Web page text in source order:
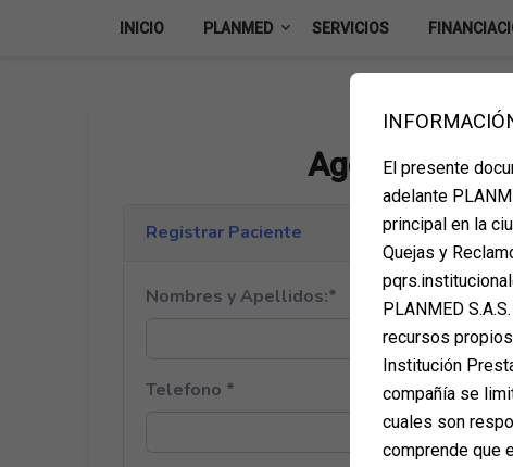
INICIO PLANMED SERVICIOS
Agenda tu
El presente
adelante
principal en la
Quejas y
PLANMED
recursos
Institución
compañía se
cuales son
comprende que